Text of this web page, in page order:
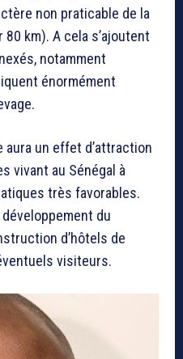
non praticable de la
km). A cela s’ajoutent
notamment
énormément
un effet d’attraction
vivant au Sénégal à
très favorables.
du
d’hôtels de
visiteurs.